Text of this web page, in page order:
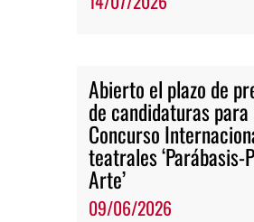
Abierto el plazo de
de candidaturas
Concurso
teatrales ‘Parábasis-
Arte’
09/06/2026